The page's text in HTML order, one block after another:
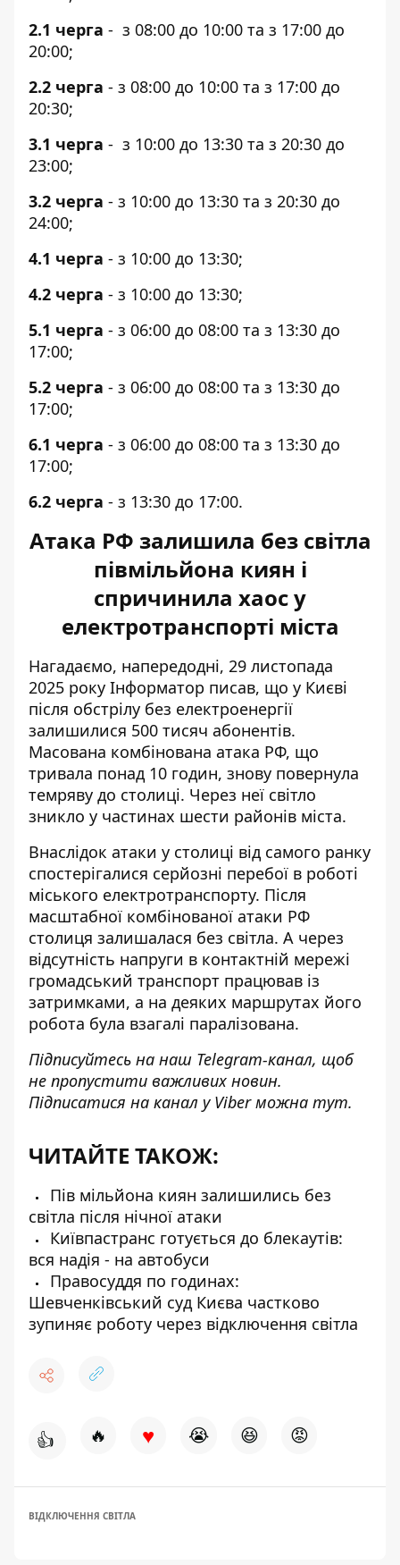
2.1 черга - з 08:00 до 10:00 та з 17:00 до
20:00;
2.2 черга - з 08:00 до 10:00 та з 17:00 до
20:30;
3.1 черга - з 10:00 до 13:30 та з 20:30 до
23:00;
3.2 черга - з 10:00 до 13:30 та з 20:30 до
24:00;
4.1 черга - з 10:00 до 13:30;
4.2 черга - з 10:00 до 13:30;
5.1 черга - з 06:00 до 08:00 та з 13:30 до
17:00;
5.2 черга - з 06:00 до 08:00 та з 13:30 до
17:00;
6.1 черга - з 06:00 до 08:00 та з 13:30 до
17:00;
6.2 черга - з 13:30 до 17:00.
Атака РФ залишила без світла
півмільйона киян і
спричинила хаос у
електротранспорті міста
Нагадаємо, напередодні, 29 листопада
2025 року Інформатор писав, що у Києві
після обстрілу без електроенергії
залишилися 500 тисяч абонентів.
Масована комбінована атака РФ, що
тривала понад 10 годин, знову повернула
темряву до столиці. Через неї світло
зникло у частинах шести районів міста.
Внаслідок атаки у столиці від самого ранку
спостерігалися серйозні перебої в роботі
міського електротранспорту. Після
масштабної комбінованої атаки РФ
столиця залишалася без світла. А через
відсутність напруги в контактній мережі
громадський транспорт працював із
затримками, а на деяких маршрутах його
робота була взагалі паралізована.
Підписуйтесь на наш Telegram-канал, щоб
не пропустити важливих новин.
Підписатися на канал у Viber можна тут.
ЧИТАЙТЕ ТАКОЖ:
Пів мільйона киян залишились без
світла після нічної атаки
Київпастранс готується до блекаутів:
вся надія - на автобуси
Правосуддя по годинах:
Шевченківський суд Києва частково
зупиняє роботу через відключення світла
👍 🔥 ♥ 😭 😆 😡
ВІДКЛЮЧЕННЯ СВІТЛА